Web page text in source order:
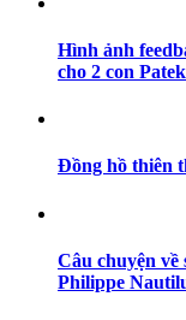
Hình ảnh
cho 2 con
Đồng hồ thiên
Câu chuyện về
Philippe